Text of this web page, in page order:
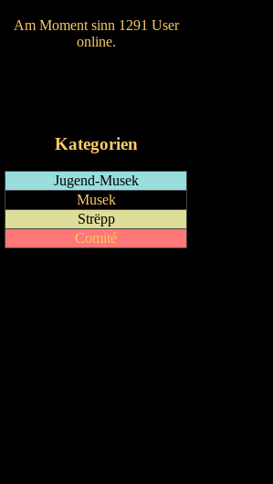
Am Moment sinn 1291 User
online.
Kategorien
Jugend-Musek
Musek
Strëpp
Comité